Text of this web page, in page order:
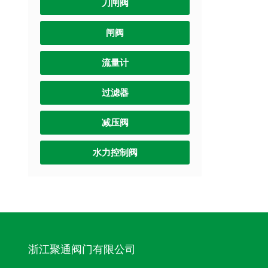
刀闸阀
闸阀
流量计
过滤器
减压阀
水力控制阀
浙江聚通阀门有限公司